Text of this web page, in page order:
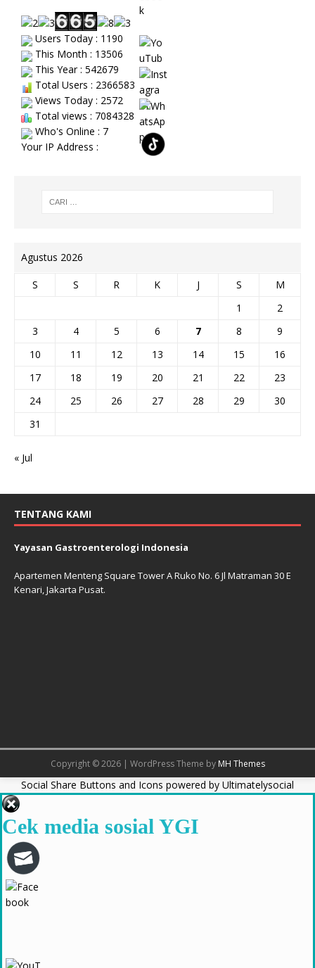
Users Today : 1190
This Month : 13506
This Year : 542679
Total Users : 2366583
Views Today : 2572
Total views : 7084328
Who's Online : 7
Your IP Address :
Agustus 2026
S S R K J S
M
1
2
3
4 5 6 7 8
9
10
11 12 13 14 15
16
17
18 19 20 21 22
23
24
25 26 27 28 29
30
31
« Jul
TENTANG KAMI
Yayasan Gastroenterologi Indonesia
Apartemen Menteng Square Tower A Ruko No. 6 Jl Matraman 30 E
Kenari, Jakarta Pusat.
Copyright © 2026 | WordPress Theme by MH Themes
Social Share Buttons and Icons powered by Ultimatelysocial
Cek media sosial YGI